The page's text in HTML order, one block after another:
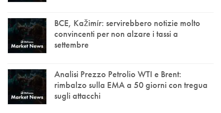
BCE, Kažimír: servirebbero notizie molto
convincenti per non alzare i tassi a
settembre
Analisi Prezzo Petrolio WTI e Brent:
rimbalzo sulla EMA a 50 giorni con tregua
sugli attacchi